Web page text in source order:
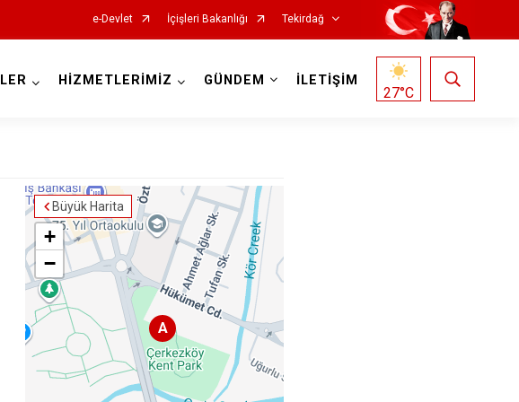
e-Devlet İçişleri Bakanlığı Tekirdağ
Çerkezköy
Çorlu
Hayrabolu
Saray
Şarköy
Süleymanpaşa
HİZMETLERİMİZ GÜNDEM İLETİŞİM
27°C
Büyük Harita
A
+
−